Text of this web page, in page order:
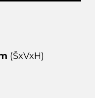
(ŠxVxH)